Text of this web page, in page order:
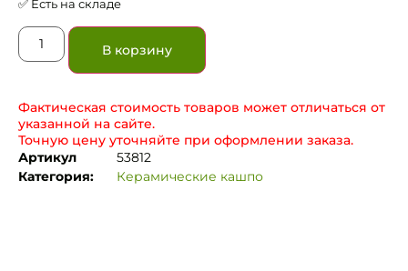
✅ Есть на складе
В корзину
Фактическая стоимость товаров может отличаться от
указанной на сайте.
Точную цену уточняйте при оформлении заказа.
Артикул
53812
Категория:
Керамические кашпо